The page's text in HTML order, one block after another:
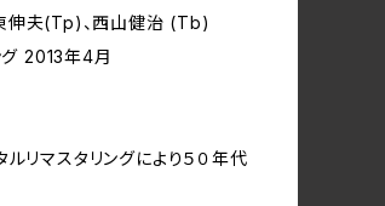
伸夫(Tp)、西山健治 (Tb)
グ 2013年4月
リマスタリングにより５０年代